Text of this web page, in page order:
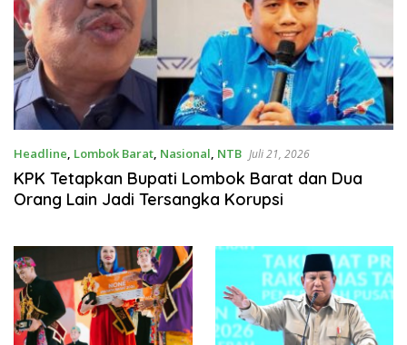
Headline, Lombok Barat, Nasional, NTB Juli 21, 2026
KPK Tetapkan Bupati Lombok Barat dan Dua
Orang Lain Jadi Tersangka Korupsi